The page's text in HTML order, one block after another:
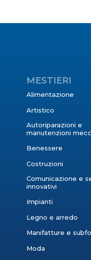
MESTIERI
Alimentazione
Artistico
Autoriparazioni e
manutenzioni
Benessere
Costruzioni
Comunicazione e
innovativi
Impianti
Legno e arredo
Manifatture e
Moda